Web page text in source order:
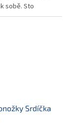
sobě. Sto
pomáhá
Srdíčka